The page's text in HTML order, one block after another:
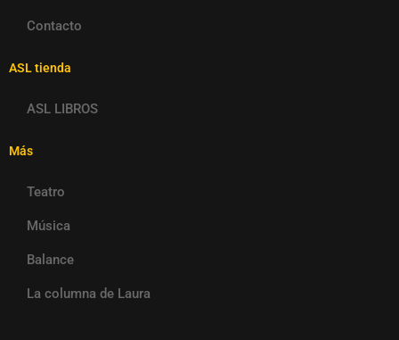
Contacto
ASL tienda
ASL LIBROS
Más
Teatro
Música
Balance
La columna de Laura